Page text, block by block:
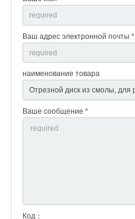
Ваш адрес электронной почты *
наименование товара
Ваше сообщение *
Код：